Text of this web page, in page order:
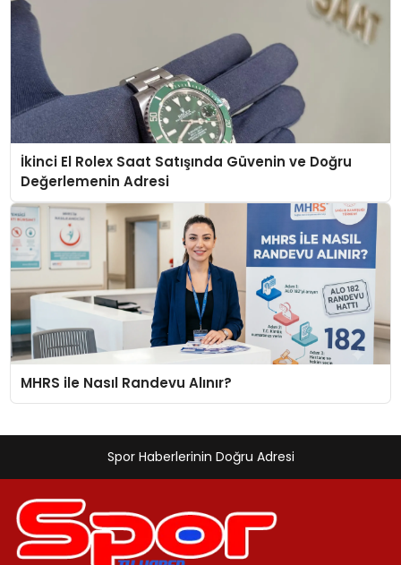
İkinci El Rolex Saat Satışında Güvenin ve Doğru
Değerlemenin Adresi
MHRS ile Nasıl Randevu Alınır?
Spor Haberlerinin Doğru Adresi